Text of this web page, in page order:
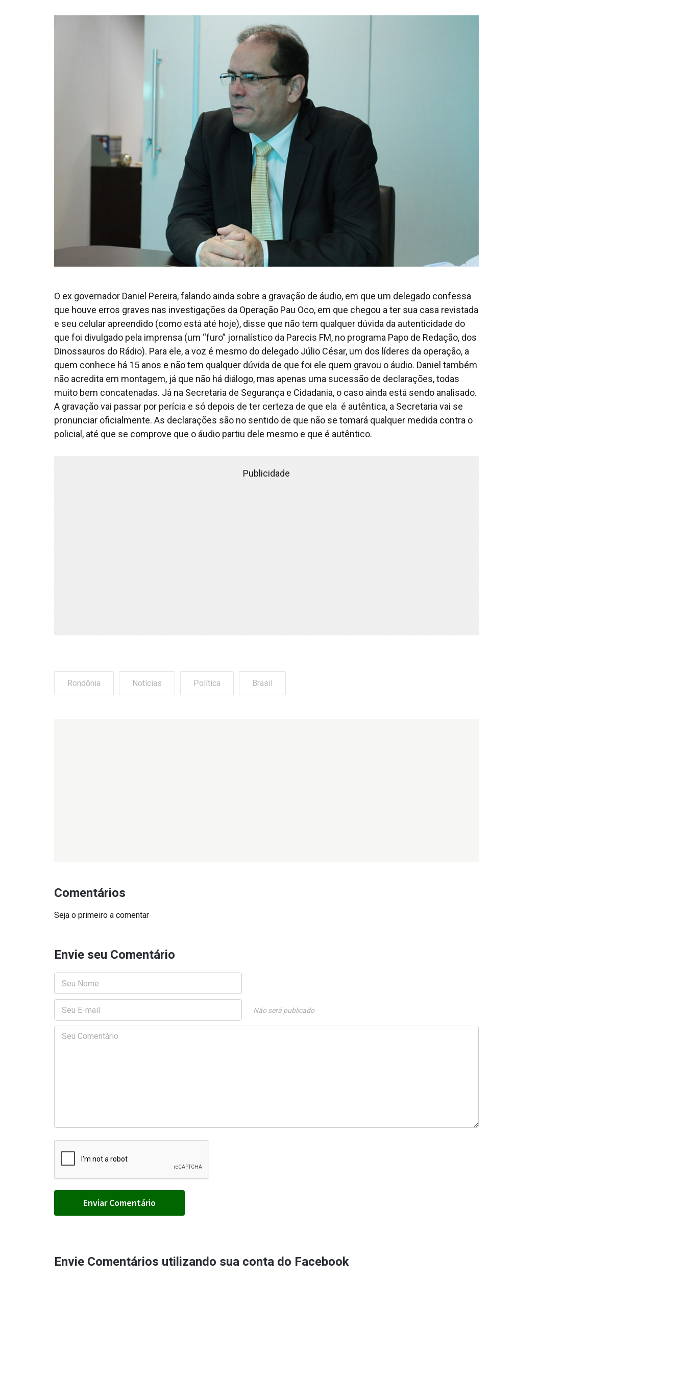
O ex governador Daniel Pereira, falando ainda sobre a gravação de áudio, em que um delegado confessa
que houve erros graves nas investigações da Operação Pau Oco, em que chegou a ter sua casa revistada
e seu celular apreendido (como está até hoje), disse que não tem qualquer dúvida da autenticidade do
que foi divulgado pela imprensa (um “furo” jornalístico da Parecis FM, no programa Papo de Redação, dos
Dinossauros do Rádio). Para ele, a voz é mesmo do delegado Júlio César, um dos líderes da operação, a
quem conhece há 15 anos e não tem qualquer dúvida de que foi ele quem gravou o áudio. Daniel também
não acredita em montagem, já que não há diálogo, mas apenas uma sucessão de declarações, todas
muito bem concatenadas. Já na Secretaria de Segurança e Cidadania, o caso ainda está sendo analisado.
A gravação vai passar por perícia e só depois de ter certeza de que ela é autêntica, a Secretaria vai se
pronunciar oficialmente. As declarações são no sentido de que não se tomará qualquer medida contra o
policial, até que se comprove que o áudio partiu dele mesmo e que é autêntico.
Publicidade
Rondônia Notícias Política Brasil
Comentários
Seja o primeiro a comentar
Envie seu Comentário
Não será publicado
Envie Comentários utilizando sua conta do Facebook